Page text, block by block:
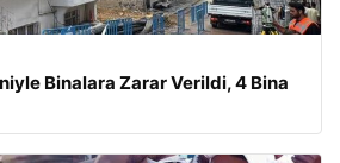
Binalara Zarar Verildi, 4 Bina